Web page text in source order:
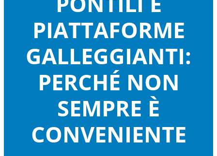
PIATTAFORME
GALLEGGIANTI:
PERCHÉ NON
SEMPRE È
CONVENIENTE